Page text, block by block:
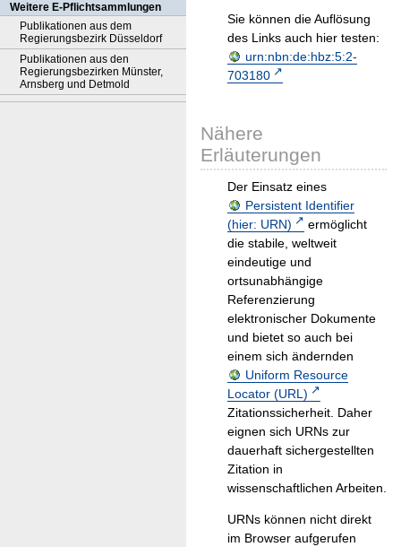
Weitere E-Pflichtsammlungen
Publikationen aus dem
Regierungsbezirk Düsseldorf
Publikationen aus den
Regierungsbezirken Münster,
Arnsberg und Detmold
Sie können die Auflösung
des Links auch hier testen:
urn:nbn:de:hbz:5:2-
703180
Nähere
Erläuterungen
Der Einsatz eines
Persistent Identifier
(hier: URN)
ermöglicht
die stabile, weltweit
eindeutige und
ortsunabhängige
Referenzierung
elektronischer Dokumente
und bietet so auch bei
einem sich ändernden
Uniform Resource
Locator (URL)
Zitationssicherheit. Daher
eignen sich URNs zur
dauerhaft sichergestellten
Zitation in
wissenschaftlichen Arbeiten.
URNs können nicht direkt
im Browser aufgerufen